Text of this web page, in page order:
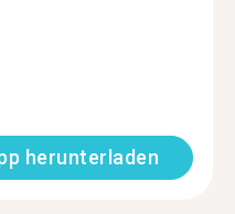
herunterladen